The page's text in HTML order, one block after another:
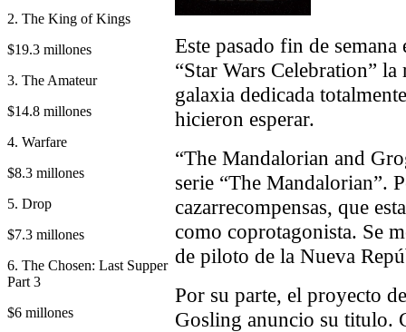
2. The King of Kings
$19.3 millones
3. The Amateur
$14.8 millones
4. Warfare
$8.3 millones
5. Drop
$7.3 millones
6. The Chosen: Last Supper
Part 3
$6 millones
Este pasado fin de
“Star Wars Celebration”
galaxia dedicada
hicieron esperar.
“The Mandalorian and
serie “The Mandalorian”.
cazarrecompensas, que
como coprotagonista. Se
de piloto de la Nueva
Por su parte, el proyecto
Gosling anuncio su titulo.